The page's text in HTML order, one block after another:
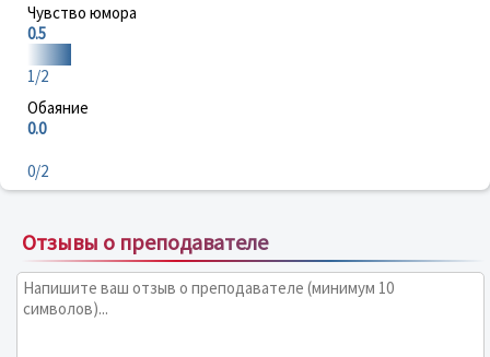
Чувство юмора
0.5
1/2
Обаяние
0.0
0/2
Отзывы о преподавателе